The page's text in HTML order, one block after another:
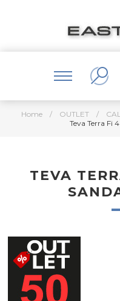
Home / OUTLET /
Teva Terra Fi
TEVA